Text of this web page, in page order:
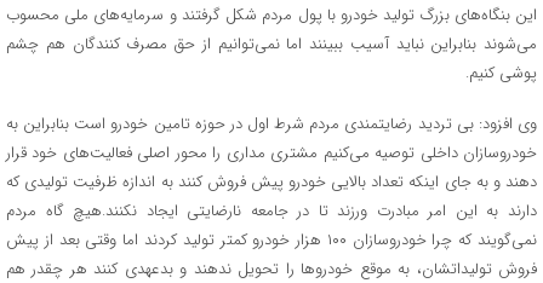
این بنگاه‌های بزرگ تولید خودرو با پول مردم شکل گرفتند و سرمایه‌های ملی محسوب
می‌شوند بنابراین نباید آسیب ببینند اما نمی‌توانیم از حق مصرف کنندگان هم چشم
پوشی کنیم.
وی افزود: بی تردید رضایتمندی مردم شرط اول در حوزه تامین خودرو است بنابراین به
خودروسازان داخلی توصیه می‌کنیم مشتری مداری را محور اصلی فعالیت‌های خود قرار
دهند و به جای اینکه تعداد بالایی خودرو پیش فروش کنند به اندازه ظرفیت تولیدی که
دارند به این امر مبادرت ورزند تا در جامعه نارضایتی ایجاد نکنند.هیچ گاه مردم
نمی‌گویند که چرا خودروسازان ۱۰۰ هزار خودرو کمتر تولید کردند اما وقتی بعد از پیش
فروش تولیداتشان، به موقع خودروها را تحویل ندهند و بدعهدی کنند هر چقدر هم